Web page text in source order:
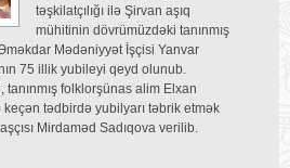
təşkilatçılığı ilə Şirvan aşıq
mühitinin dövrümüzdəki tanınmış
Mədəniyyət İşçisi Yanvar
75 illik yubileyi qeyd olunub.
folklorşünas alim Elxan
keçən tədbirdə yubilyarı təbrik etmək
Mirdaməd Sadıqova verilib.